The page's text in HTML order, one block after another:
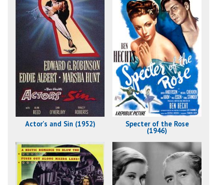
Actor's and Sin (1952) Specter of the Rose
(1946)